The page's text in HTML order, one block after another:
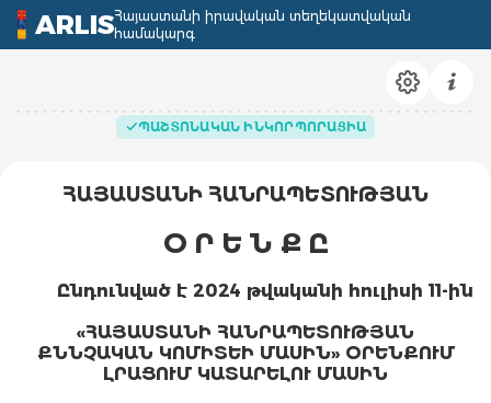
ARLISՀայաստանի իրավական տեղեկատվական
համակարգ
ՊԱՇՏՈՆԱԿԱՆ ԻՆԿՈՐՊՈՐԱՑԻԱ
ՀԱՅԱՍՏԱՆԻ ՀԱՆՐԱՊԵՏՈՒԹՅԱՆ
Օ Ր Ե Ն Ք Ը
Ընդունված է 2024 թվականի հուլիսի 11-ին
«ՀԱՅԱՍՏԱՆԻ ՀԱՆՐԱՊԵՏՈՒԹՅԱՆ
ՔՆՆՉԱԿԱՆ ԿՈՄԻՏԵԻ ՄԱՍԻՆ» ՕՐԵՆՔՈՒՄ
ԼՐԱՑՈՒՄ ԿԱՏԱՐԵԼՈՒ ՄԱՍԻՆ